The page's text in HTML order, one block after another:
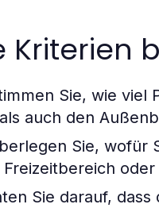
Kriterien
Sie, wie viel
auch den
Sie, wofür
Freizeitbereich
Sie darauf,